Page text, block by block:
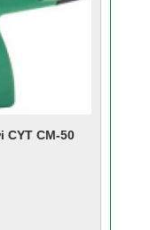
CYT CM-50